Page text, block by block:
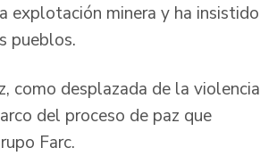
explotación minera y ha insistido
pueblos.
como desplazada de la violencia
del proceso de paz que
Farc.